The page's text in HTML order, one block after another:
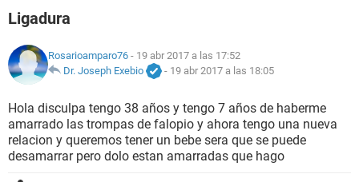
FAMILIA
NUTRICIÓN
BIENESTAR
SEXUALIDAD
Ligadura
Rosarioamparo76 - 19 abr 2017 a las 17:52
Dr. Joseph Exebio
- 19 abr 2017 a las 18:05
Hola disculpa tengo 38 años y tengo 7 años de haberme
amarrado las trompas de falopio y ahora tengo una nueva
relacion y queremos tener un bebe sera que se puede
desamarrar pero dolo estan amarradas que hago